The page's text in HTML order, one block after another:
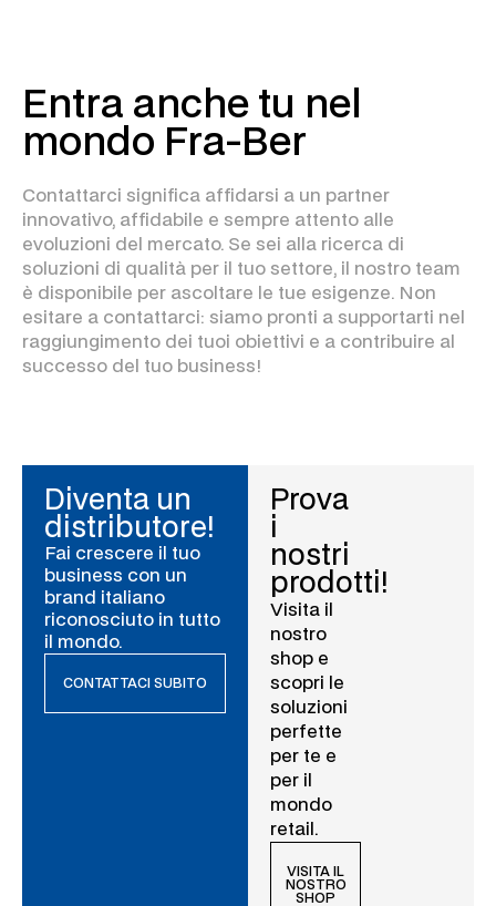
Entra anche tu nel
mondo Fra-Ber
Contattarci significa affidarsi a un partner
innovativo, affidabile e sempre attento alle
evoluzioni del mercato. Se sei alla ricerca di
soluzioni di qualità per il tuo settore, il nostro team
è disponibile per ascoltare le tue esigenze. Non
esitare a contattarci: siamo pronti a supportarti nel
raggiungimento dei tuoi obiettivi e a contribuire al
successo del tuo business!
Diventa un
distributore!
Fai crescere il tuo
business con un
brand italiano
riconosciuto in tutto
il mondo.
CONTATTACI SUBITO
Prova
i
nostri
prodotti!
Visita il
nostro
shop e
scopri le
soluzioni
perfette
per te e
per il
mondo
retail.
VISITA IL
NOSTRO
SHOP